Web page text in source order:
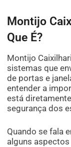
Montijo
Que É?
Montijo
sistemas que
de portas e
entender a
está
segurança dos
Quando se fala
alguns